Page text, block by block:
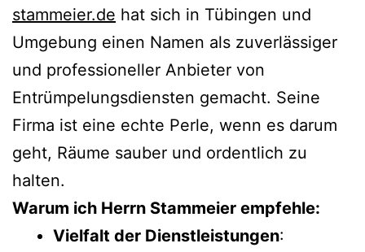
stammeier.de hat sich in Tübingen und
Umgebung einen Namen als zuverlässiger
und professioneller Anbieter von
Entrümpelungsdiensten gemacht. Seine
Firma ist eine echte Perle, wenn es darum
geht, Räume sauber und ordentlich zu
halten.
Warum ich Herrn Stammeier empfehle:
Vielfalt der Dienstleistungen: